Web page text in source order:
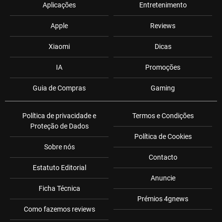
Aplicações
Apple
Xiaomi
IA
Guia de Compras
Entretenimento
Reviews
Dicas
Promoções
Gaming
Política de privacidade e
Proteção de Dados
Sobre nós
Estatuto Editorial
Ficha Técnica
Como fazemos reviews
Termos e Condições
Política de Cookies
Contacto
Anuncie
Prémios 4gnews